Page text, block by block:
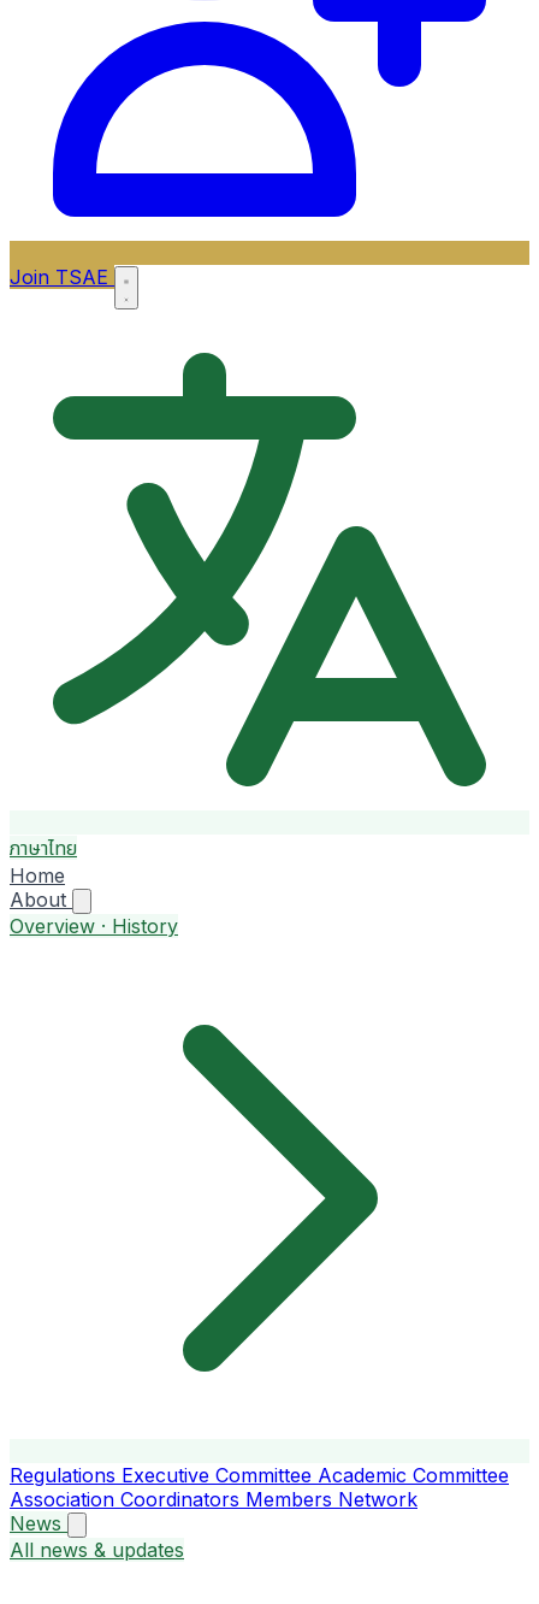
Join TSAE
ภาษาไทย
Home
About
Overview · History
Regulations Executive Committee Academic Committee
Association Coordinators Members Network
News
All news & updates